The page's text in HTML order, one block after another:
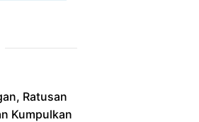
Ratusan
Kumpulkan